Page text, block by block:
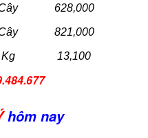
628,000
821,000
Kg 13,100
hôm nay